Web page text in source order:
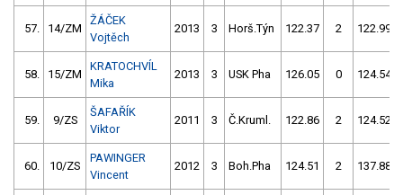
57. 14/ZM
ŽÁČEK
Vojtěch
2013 3 Horš.Týn 122.37 2 122.99
58. 15/ZM
KRATOCHVÍL
Mika
2013 3 USK Pha 126.05 0 124.54
59. 9/ZS
ŠAFAŘÍK
Viktor
2011 3 Č.Kruml. 122.86 2 124.52
60. 10/ZS
PAWINGER
Vincent
2012 3 Boh.Pha 124.51 2 137.88